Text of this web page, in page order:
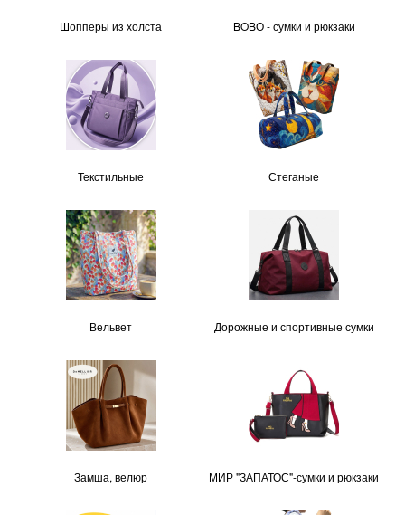
Шопперы из холста BOBО - сумки и рюкзаки
Текстильные Стеганые
Вельвет Дорожные и спортивные сумки
Замша, велюр МИР "ЗАПАТОС"-сумки и рюкзаки